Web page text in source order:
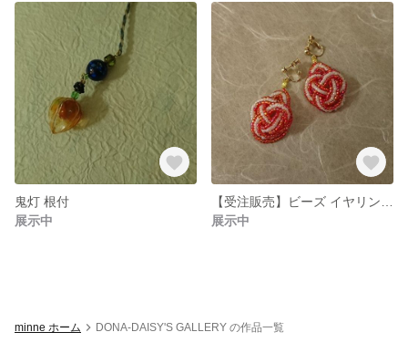
鬼灯 根付
展示中
展示中
minne ホーム DONA-DAISY'S GALLERY の作品一覧